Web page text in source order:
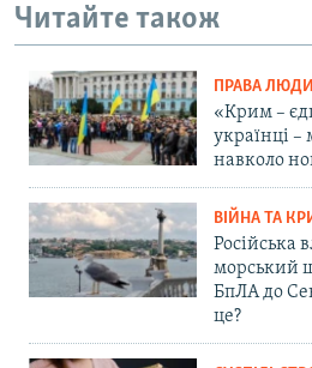
Читайте також
ПРАВА
«Крим –
українці –
навколо
ВІЙНА ТА
Російська
морський
БпЛА до
це?